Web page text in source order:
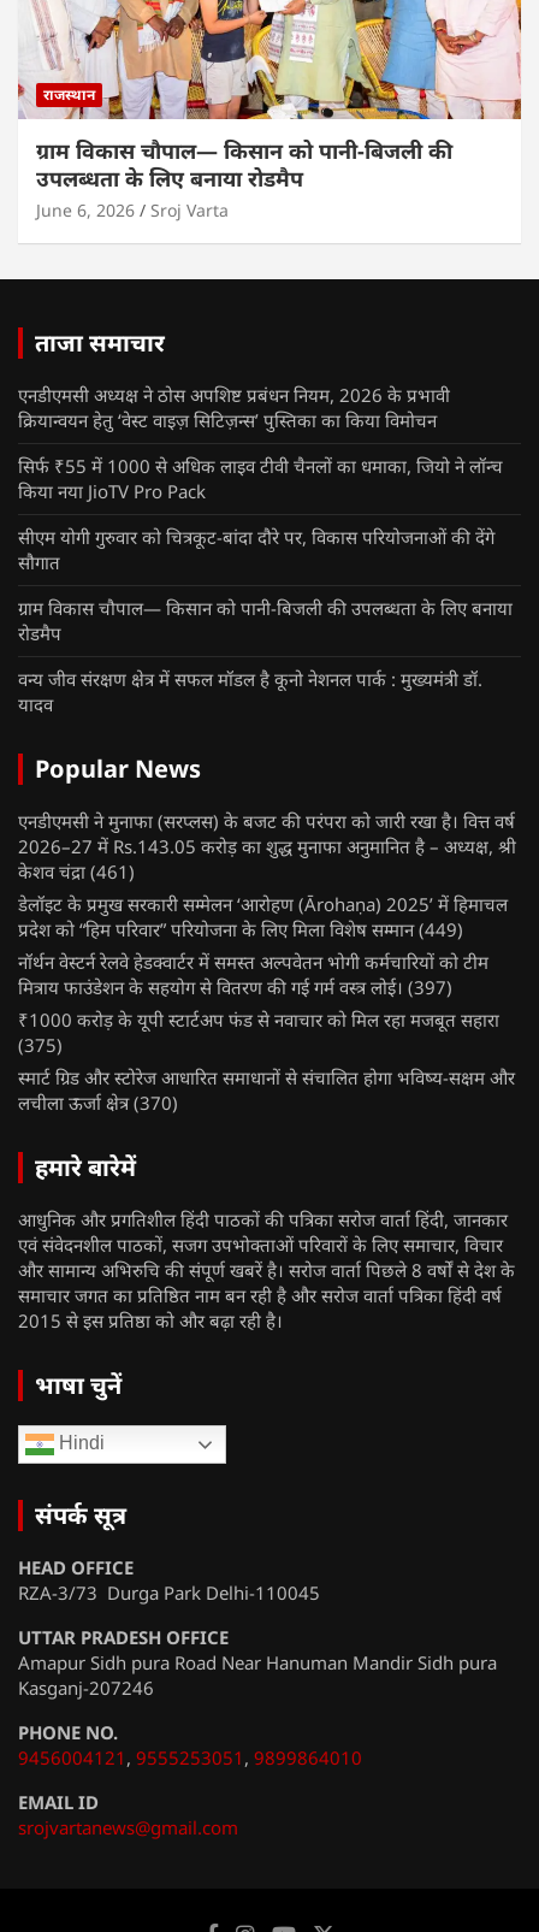
राजस्थान
ग्राम विकास चौपाल— किसान को पानी-बिजली की
उपलब्धता के लिए बनाया रोडमैप
June 6, 2026 Sroj Varta
ताजा समाचार
एनडीएमसी अध्यक्ष ने ठोस अपशिष्ट प्रबंधन नियम, 2026 के प्रभावी
क्रियान्वयन हेतु ‘वेस्ट वाइज़ सिटिज़न्स’ पुस्तिका का किया विमोचन
सिर्फ ₹55 में 1000 से अधिक लाइव टीवी चैनलों का धमाका, जियो ने लॉन्च
किया नया JioTV Pro Pack
सीएम योगी गुरुवार को चित्रकूट-बांदा दौरे पर, विकास परियोजनाओं की देंगे
सौगात
ग्राम विकास चौपाल— किसान को पानी-बिजली की उपलब्धता के लिए बनाया
रोडमैप
वन्य जीव संरक्षण क्षेत्र में सफल मॉडल है कूनो नेशनल पार्क : मुख्यमंत्री डॉ.
यादव
Popular News
एनडीएमसी ने मुनाफा (सरप्लस) के बजट की परंपरा को जारी रखा है। वित्त वर्ष
2026–27 में Rs.143.05 करोड़ का शुद्ध मुनाफा अनुमानित है – अध्यक्ष, श्री
केशव चंद्रा (461)
डेलॉइट के प्रमुख सरकारी सम्मेलन ‘आरोहण (Ārohaṇa) 2025’ में हिमाचल
प्रदेश को “हिम परिवार” परियोजना के लिए मिला विशेष सम्मान (449)
नॉर्थन वेस्टर्न रेलवे हेडक्वार्टर में समस्त अल्पवेतन भोगी कर्मचारियों को टीम
मित्राय फाउंडेशन के सहयोग से वितरण की गई गर्म वस्त्र लोई। (397)
₹1000 करोड़ के यूपी स्टार्टअप फंड से नवाचार को मिल रहा मजबूत सहारा
(375)
स्मार्ट ग्रिड और स्टोरेज आधारित समाधानों से संचालित होगा भविष्य-सक्षम और
लचीला ऊर्जा क्षेत्र (370)
हमारे बारेमें
आधुनिक और प्रगतिशील हिंदी पाठकों की पत्रिका सरोज वार्ता हिंदी, जानकार
एवं संवेदनशील पाठकों, सजग उपभोक्ताओं परिवारों के लिए समाचार, विचार
और सामान्य अभिरुचि की संपूर्ण खबरें है। सरोज वार्ता पिछले 8 वर्षों से देश के
समाचार जगत का प्रतिष्ठित नाम बन रही है और सरोज वार्ता पत्रिका हिंदी वर्ष
2015 से इस प्रतिष्ठा को और बढ़ा रही है।
भाषा चुनें
Hindi
संपर्क सूत्र
HEAD OFFICE
RZA-3/73 Durga Park Delhi-110045
UTTAR PRADESH OFFICE
Amapur Sidh pura Road Near Hanuman Mandir Sidh pura
Kasganj-207246
PHONE NO.
9456004121 , 9555253051 , 9899864010
EMAIL ID
srojvartanews@gmail.com